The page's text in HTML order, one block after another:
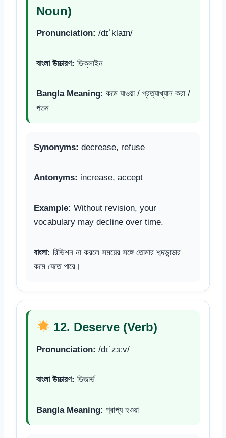
Noun)
Pronunciation: /dɪˈklaɪn/
বাংলা উচ্চারণ: ডিক্লাইন
Bangla Meaning: কমে যাওয়া / প্রত্যাখ্যান করা /
পতন
Synonyms: decrease, refuse
Antonyms: increase, accept
Example: Without revision, your
vocabulary may decline over time.
বাংলা: রিভিশন না করলে সময়ের সঙ্গে তোমার শব্দভান্ডার
কমে যেতে পারে।
12. Deserve (Verb)
Pronunciation: /dɪˈzɜːv/
বাংলা উচ্চারণ: ডিজার্ভ
Bangla Meaning: প্রাপ্য হওয়া